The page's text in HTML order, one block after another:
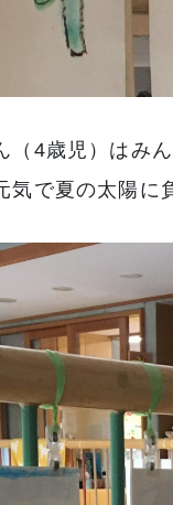
（4歳児）はみ
気で夏の太陽に